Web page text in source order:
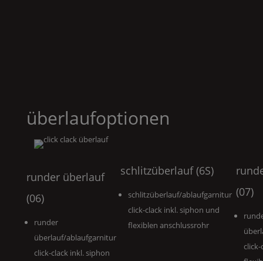
überlaufoptionen
runder überlauf
(06)
runder
überlauf/ablaufgarnitur
click-clack inkl. siphon
schlitzüberlauf (6S)
schlitzüberlauf/ablaufgarnitur
click-clack inkl. siphon und
flexiblen anschlussrohr
(07)